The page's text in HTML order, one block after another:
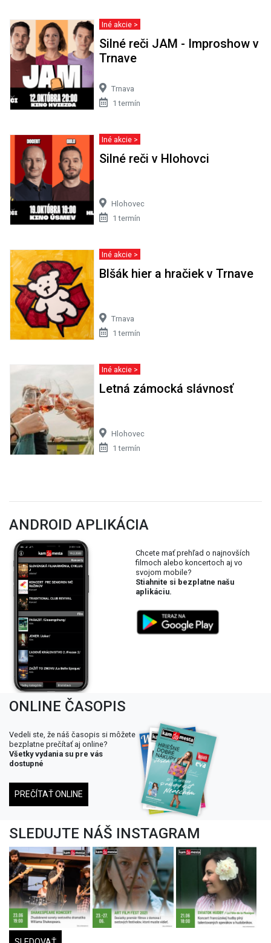
Iné akcie >
Silné reči JAM - Improshow v
Trnave
Trnava
1 termín
Iné akcie >
Silné reči v Hlohovci
Hlohovec
1 termín
Iné akcie >
Blšák hier a hračiek v Trnave
Trnava
1 termín
Iné akcie >
Letná zámocká slávnosť
Hlohovec
1 termín
ANDROID APLIKÁCIA
Chcete mať prehľad o najnovších
filmoch alebo koncertoch aj vo
svojom mobile?
Stiahnite si bezplatne našu
aplikáciu.
ONLINE ČASOPIS
Vedeli ste, že náš časopis si môžete
bezplatne prečítať aj online?
Všetky vydania su pre vás
dostupné
PREČÍTAŤ ONLINE
SLEDUJTE NÁŠ INSTAGRAM